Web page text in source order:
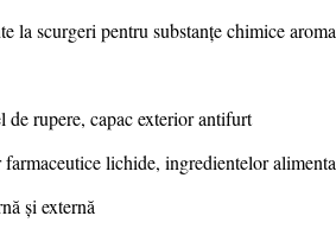
la scurgeri pentru substanțe chimice
rupere, capac exterior antifurt
lichide, ingredientelor
și externă